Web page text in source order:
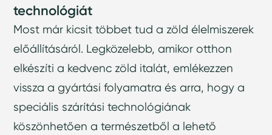
technológiát
Most már kicsit többet tud a zöld élelmiszerek
előállításáról. Legközelebb, amikor otthon
elkészíti a kedvenc zöld italát, emlékezzen
vissza a gyártási folyamatra és arra, hogy a
speciális szárítási technológiának
köszönhetően a természetből a lehető